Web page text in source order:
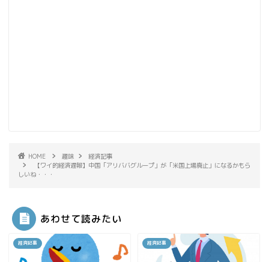
HOME 趣味
経済記事
【ワイ的経済遅報】中国「アリババグループ」が「米国上場廃止」になるかもら
しいね・・・
あわせて読みたい
経済記事 経済記事